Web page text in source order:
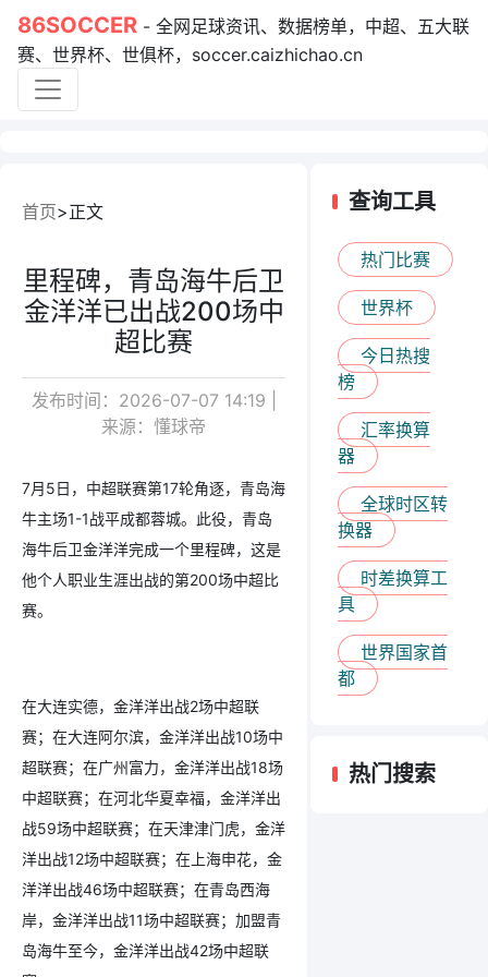
86SOCCER - 全网足球资讯、数据榜单，中超、五大联
赛、世界杯、世俱杯，soccer.caizhichao.cn
首页 正文
里程碑，青岛海牛后卫
金洋洋已出战200场中
超比赛
发布时间：2026-07-07 14:19 |
来源：懂球帝
7月5日，中超联赛第17轮角逐，青岛海
牛主场1-1战平成都蓉城。此役，青岛
海牛后卫金洋洋完成一个里程碑，这是
他个人职业生涯出战的第200场中超比
赛。
在大连实德，金洋洋出战2场中超联
赛；在大连阿尔滨，金洋洋出战10场中
超联赛；在广州富力，金洋洋出战18场
中超联赛；在河北华夏幸福，金洋洋出
战59场中超联赛；在天津津门虎，金洋
洋出战12场中超联赛；在上海申花，金
洋洋出战46场中超联赛；在青岛西海
岸，金洋洋出战11场中超联赛；加盟青
岛海牛至今，金洋洋出战42场中超联
查询工具
热门比赛
世界杯
今日热搜
榜
汇率换算
器
全球时区转
换器
时差换算工
具
世界国家首
都
热门搜索